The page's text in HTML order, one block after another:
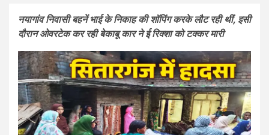
नयागांव निवासी बहनें भाई के निकाह की शॉपिंग करके लौट रही थीं, इसी
दौरान ओवरटेक कर रही बेकाबू कार ने ई रिक्शा को टक्कर मारी